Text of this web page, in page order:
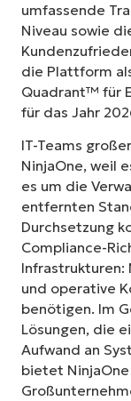
umfassende
Niveau sowie
die Plattform
Quadrant™ für
für das Jahr
IT-Teams
NinjaOne, weil
es um die
entfernten
Durchsetzung
Compliance-
Infrastrukturen:
und operative
benötigen. Im
Lösungen, die
Aufwand an
bietet